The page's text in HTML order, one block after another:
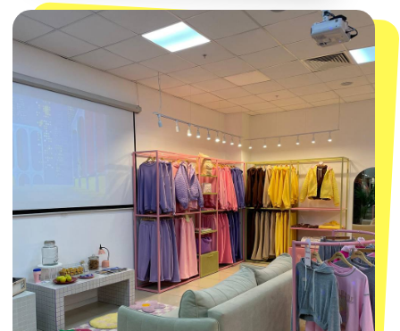
+7 (932) 602-41-15
ТРК «Европолис Ростокино»
ул. Проспект Мира, 211 к2
с 10-00 до 22-00
Москва
смотреть в Яндекс.Картах
ПОДПИСАТЬСЯ
СЕКРЕТНЫЕ ПРОМОКОДЫ, ПРИГЛАШЕНИЯ
НА МЕРОПРИЯТИЯ И АНОНСЫ НОВИНОК
РАНЬШЕ ВСЕХ